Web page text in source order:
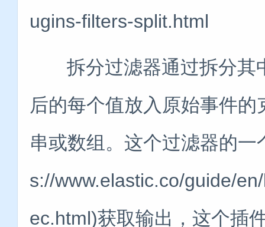
ugins-filters-split.html
拆分过滤器通过拆分其
后的每个值放入原始事件
串或数组。这个过滤器的
s://www.elastic.co/guide/
ec.html)获取输出，这个插